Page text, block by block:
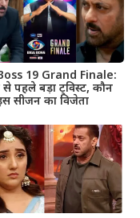
19 Grand Finale:
से पहले बड़ा ट्विस्ट, कौन
सीजन का विजेता